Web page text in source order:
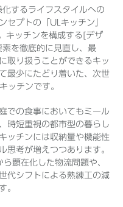
するライフスタイルへの
セプトの「ULキッチン」
キッチンを構成する[デザ
を徹底的に見直し、最
取り扱うことができるキッ
最少にたどり着いた、次世
ッチンです。
での食事においてもミール
時短重視の都市型の暮らし
ッチンには収納量や機能性
思考が増えつつあります。
顕在化した物流問題や、
代シフトによる熟練工の減
。